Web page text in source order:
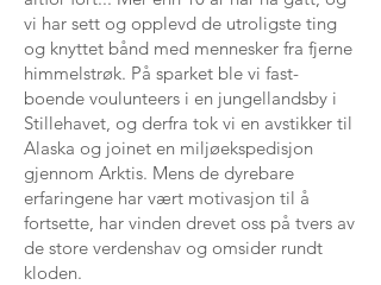
vi har sett og opplevd de utroligste ting
og knyttet bånd med mennesker fra fjerne
himmelstrøk. På sparket ble vi fast-
boende voulunteers i en jungellandsby i
Stillehavet, og derfra tok vi en avstikker til
Alaska og joinet en miljøekspedisjon
gjennom Arktis. Mens de dyrebare
erfaringene har vært motivasjon til å
fortsette, har vinden drevet oss på tvers av
de store verdenshav og omsider rundt
kloden.